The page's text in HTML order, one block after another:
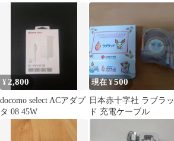
¥ 2,800
docomo select ACアダプ
タ 08 45W
現在 ¥500
日本赤十字社 ラブラッ
ド 充電ケーブル